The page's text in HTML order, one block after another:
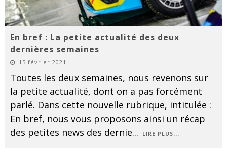
En bref : La petite actualité des deux
dernières semaines
15 février 2021
Toutes les deux semaines, nous revenons sur
la petite actualité, dont on a pas forcément
parlé. Dans cette nouvelle rubrique, intitulée :
En bref, nous vous proposons ainsi un récap
des petites news des dernie... LIRE PLUS...